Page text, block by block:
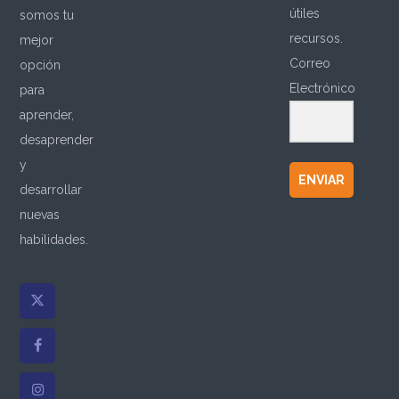
somos tu
mejor
opción
para
aprender,
desaprender
y
desarrollar
nuevas
habilidades.
útiles
recursos.
Correo
Electrónico
ENVIAR